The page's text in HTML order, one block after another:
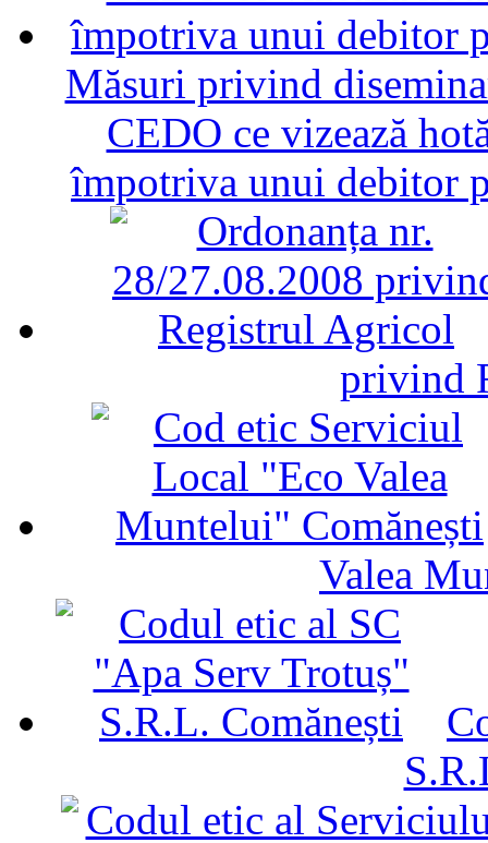
Măsuri privind
CEDO ce vizează
împotriva unui debitor
privind
Valea